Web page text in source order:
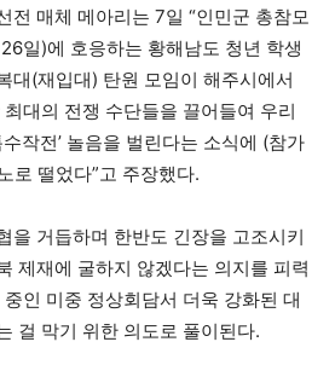
전 매체 메아리는 7일 “인민군 총참모
일)에 호응하는 황해남도 청년 학생
대(재입대) 탄원 모임이 해주시에서
대의 전쟁 수단들을 끌어들여 우리
작전’ 놀음을 벌린다는 소식에 (참가
로 떨었다”고 주장했다.
을 거듭하며 한반도 긴장을 고조시키
제재에 굴하지 않겠다는 의지를 피력
인 미중 정상회담서 더욱 강화된 대
걸 막기 위한 의도로 풀이된다.